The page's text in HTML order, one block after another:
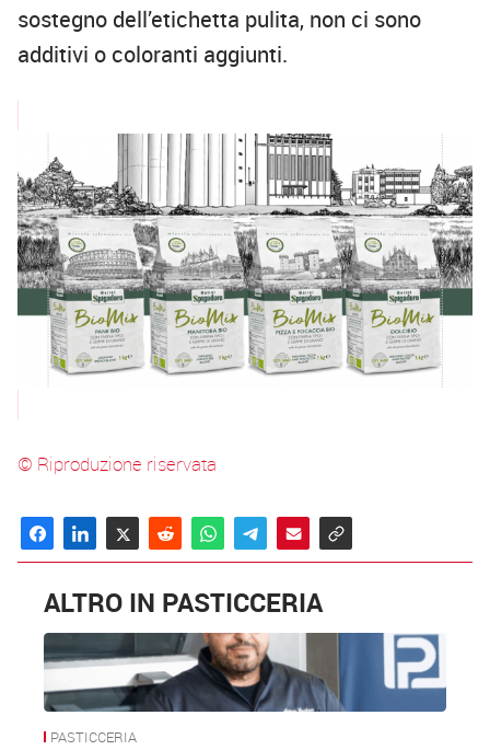
sostegno dell’etichetta pulita, non ci sono
additivi o coloranti aggiunti.
© Riproduzione riservata
ALTRO IN PASTICCERIA
PASTICCERIA